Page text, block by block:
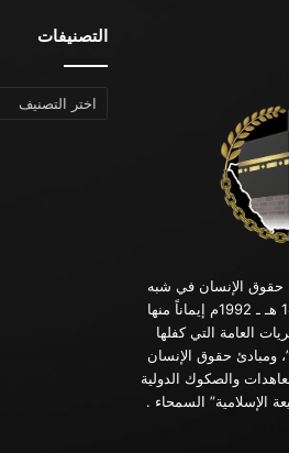
الإنسان في شبه
الجزيرة العربية عام 1413 هـ ـ 1992م إيماناً منها
العامة التي كفلها
ومبادئ حقوق الإنسان
والصكوك الدولية
الإسلامية” السمحاء .
التصنيفات
التصنيفات